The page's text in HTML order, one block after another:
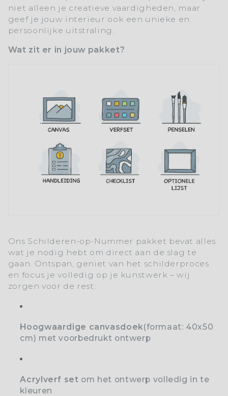
niet alleen je creatieve vaardigheden, maar
geef je jouw interieur ook een unieke en
persoonlijke uitstraling.
Wat zit er in jouw pakket?
Ons Schilderen-op-Nummer pakket bevat alles
wat je nodig hebt om direct aan de slag te
gaan. Ontspan, geniet van het schilderproces
en focus je volledig op je kunstwerk – wij
zorgen voor de rest:
Hoogwaardige canvasdoek(formaat: 40x50
cm) met voorbedrukt ontwerp
Acrylverf set om het ontwerp volledig in te
kleuren